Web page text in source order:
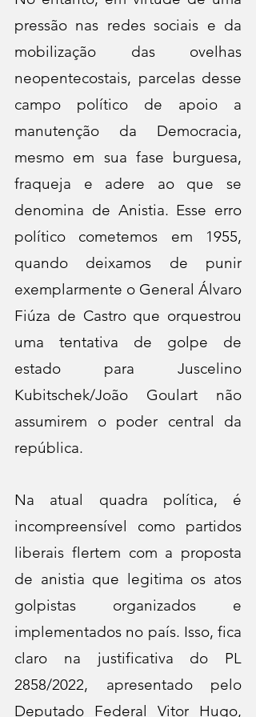
pressão nas redes sociais e da
mobilização das ovelhas
neopentecostais, parcelas desse
campo político de apoio a
manutenção da Democracia,
mesmo em sua fase burguesa,
fraqueja e adere ao que se
denomina de Anistia. Esse erro
político cometemos em 1955,
quando deixamos de punir
exemplarmente o General Álvaro
Fiúza de Castro que orquestrou
uma tentativa de golpe de
estado para Juscelino
Kubitschek/João Goulart não
assumirem o poder central da
república.
Na atual quadra política, é
incompreensível como partidos
liberais flertem com a proposta
de anistia que legitima os atos
golpistas organizados e
implementados no país. Isso, fica
claro na justificativa do PL
2858/2022, apresentado pelo
Deputado Federal Vitor Hugo,